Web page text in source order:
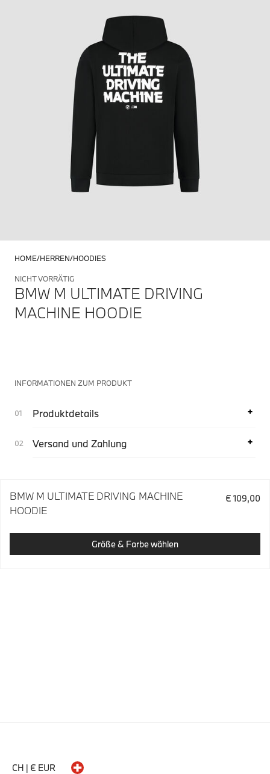
HOME HERREN HOODIES
NICHT VORRÄTIG
BMW M ULTIMATE DRIVING
MACHINE HOODIE
INFORMATIONEN ZUM PRODUKT
Produktdetails
Versand und Zahlung
BMW M ULTIMATE DRIVING MACHINE
HOODIE
€ 109,00
Größe & Farbe wählen
CH | € EUR